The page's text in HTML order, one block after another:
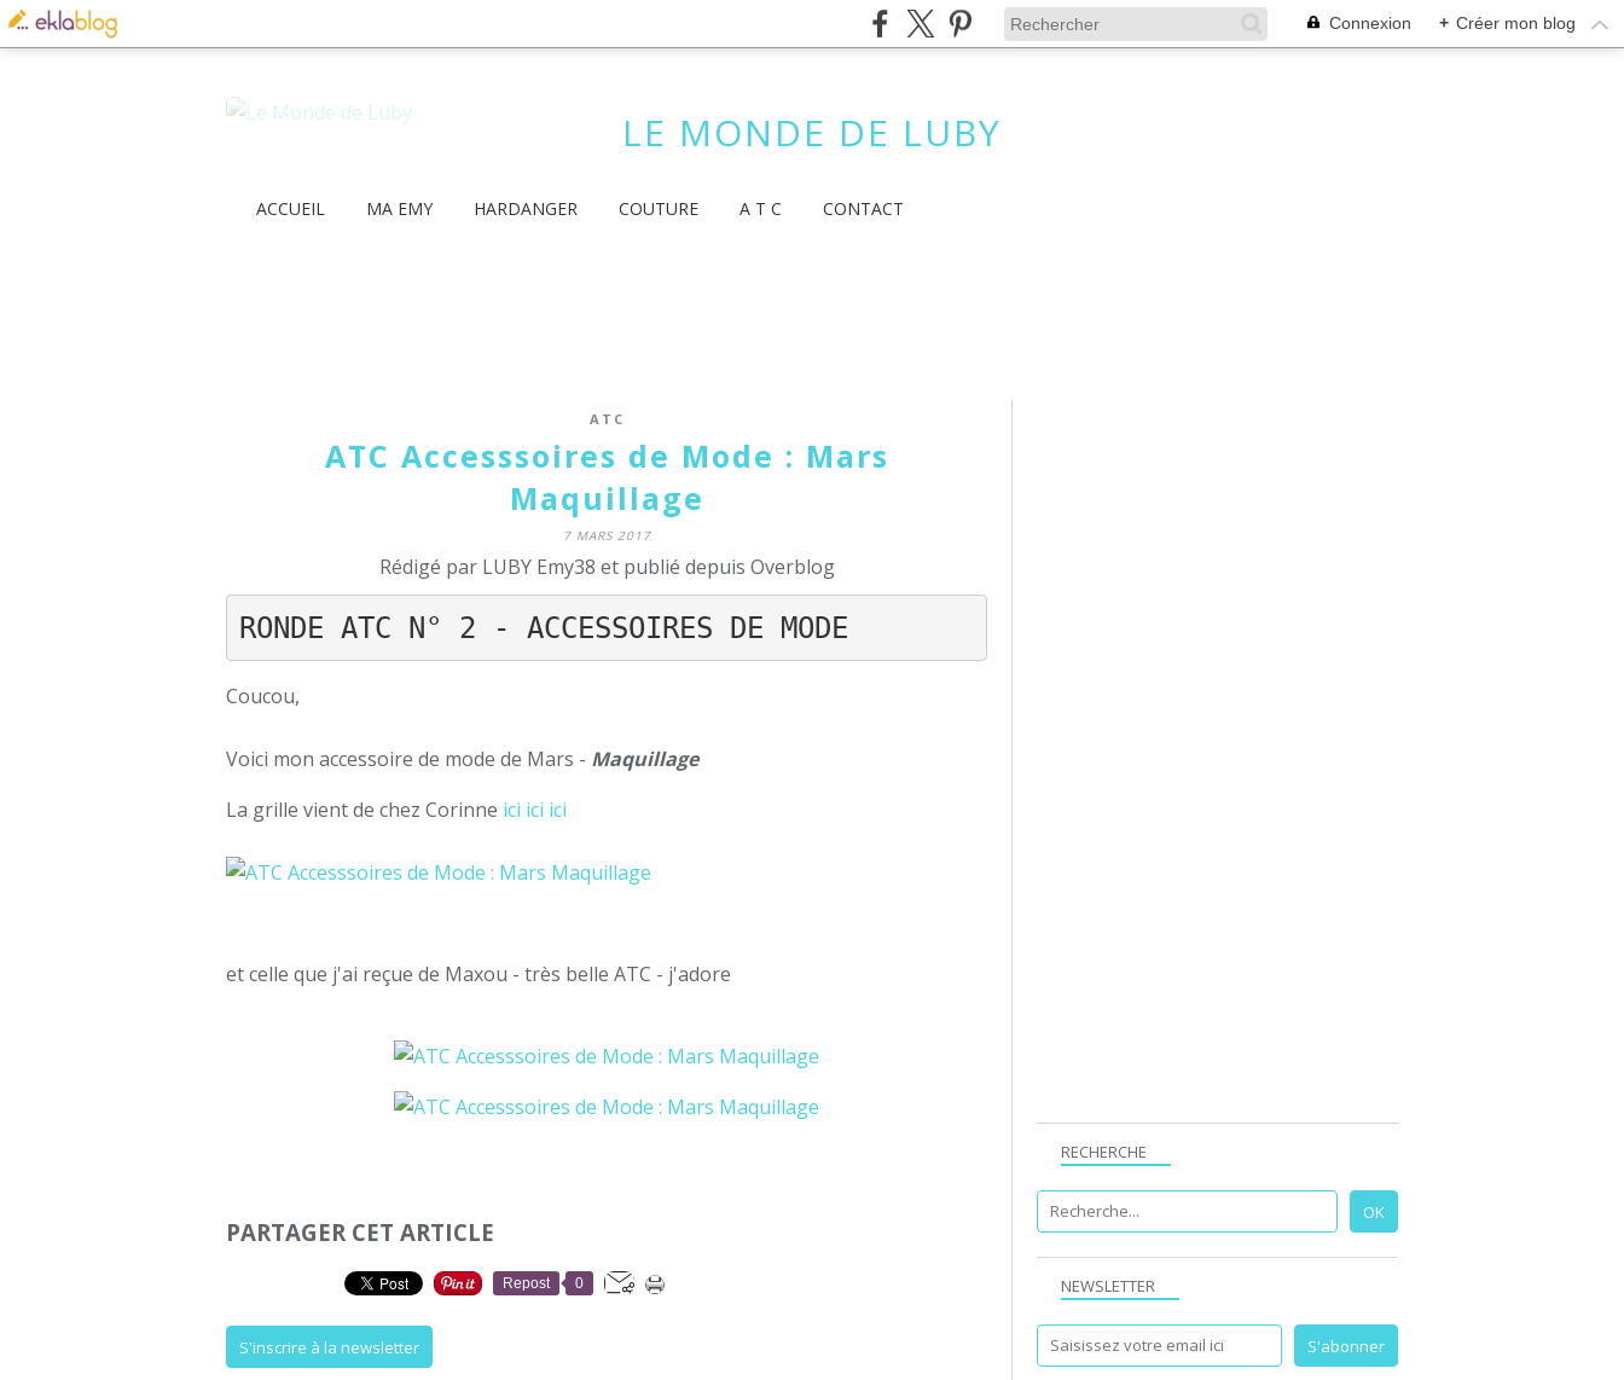
Connexion + Créer mon blog
LE MONDE DE LUBY
ACCUEIL MA EMY HARDANGER COUTURE A T C CONTACT
ATC
ATC Accesssoires de Mode : Mars
Maquillage
7 MARS 2017
Rédigé par LUBY Emy38 et publié depuis Overblog
RONDE ATC N° 2 - ACCESSOIRES DE MODE
Coucou,
Voici mon accessoire de mode de Mars - Maquillage
La grille vient de chez Corinne ici ici ici
et celle que j'ai reçue de Maxou - très belle ATC - j'adore
PARTAGER CET ARTICLE
Repost 0
S'inscrire à la newsletter
NEWSLETTER
RECHERCHE